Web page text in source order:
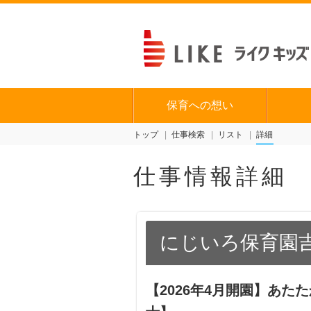
保育への想い
トップ 仕事検索 リスト 詳細
仕事情報詳細
にじいろ保育園
【2026年4月開園】あた